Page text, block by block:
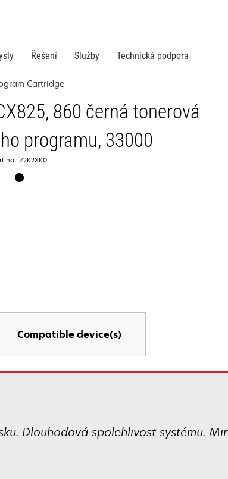
Řešení Služby Technická podpora
Cartridge
860 černá tonerová
programu, 33000
no.: 72K2XK0
Compatible device(s)
Dlouhodová spolehlivost systému.